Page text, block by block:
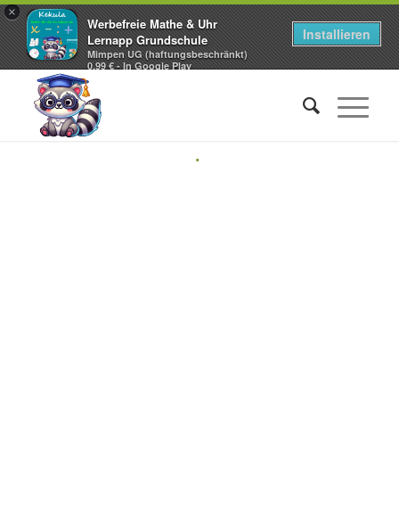
×
Werbefreie Mathe & Uhr
Lernapp Grundschule
Mimpen UG (haftungsbeschränkt)
0,99 € - In Google Play
Installieren